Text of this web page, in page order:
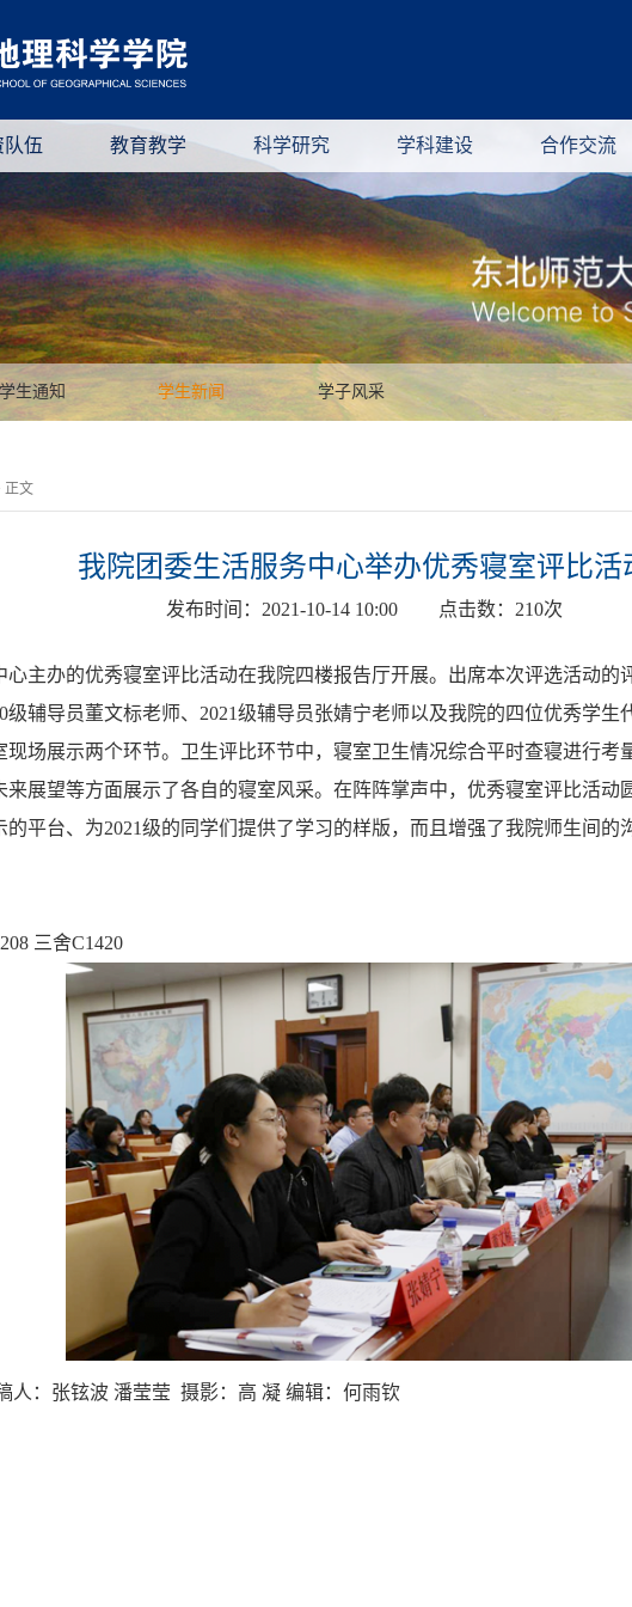
队伍 教育教学 科学研究 学科建设 合作交流
生通知 学生新闻 学子风采
正文
我院团委生活服务中心举办优秀寝室评比活
发布时间： 2021-10-14 10:00 点击数： 210次
心主办的优秀寝室评比活动在我院四楼报告厅开展。出席本次评选活动的
辅导员董文标老师、2021级辅导员张婧宁老师以及我院的四位优秀学生
场展示两个环节。卫生评比环节中，寝室卫生情况综合平时查寝进行
展望等方面展示了各自的寝室风采。在阵阵掌声中，优秀寝室评比活动
平台、为2021级的同学们提供了学习的样版，而且增强了我院师生间的
三舍C1420
人：张铉波 潘莹莹 摄影：高 凝 编辑：何雨钦